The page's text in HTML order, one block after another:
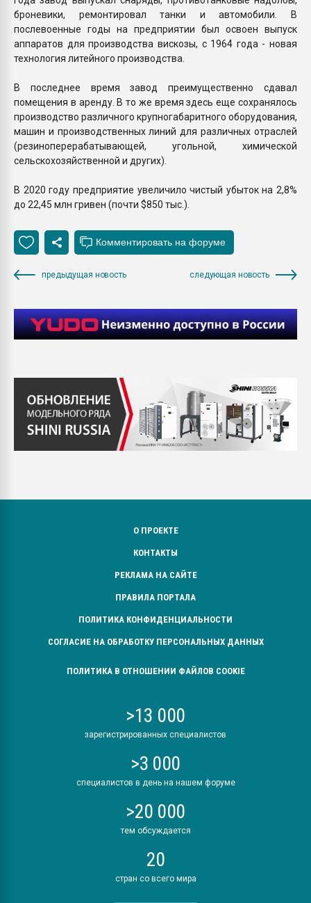
броневики, ремонтировал танки и автомобили. В
послевоенные годы на предприятии был освоен выпуск
аппаратов для производства вискозы, с 1964 года - новая
технология литейного производства.
В последнее время завод преимущественно сдавал
помещения в аренду. В то же время здесь еще сохранялось
производство различного крупногабаритного оборудования,
машин и производственных линий для различных отраслей
(резиноперерабатывающей, угольной, химической
сельскохозяйственной и других).
В 2020 году предприятие увеличило чистый убыток на 2,8%
до 22,45 млн гривен (почти $850 тыс.).
предыдущая новость следующая новость
О ПРОЕКТЕ
КОНТАКТЫ
РЕКЛАМА НА САЙТЕ
ПРАВИЛА ПОРТАЛА
ПОЛИТИКА КОНФИДЕНЦИАЛЬНОСТИ
СОГЛАСИЕ НА ОБРАБОТКУ ПЕРСОНАЛЬНЫХ ДАННЫХ
ПОЛИТИКА В ОТНОШЕНИИ ФАЙЛОВ COOKIE
>13 000
зарегистрированных специалистов
>3 000
специалистов в день на нашем форуме
>20 000
тем обсуждается
20
стран со всего мира